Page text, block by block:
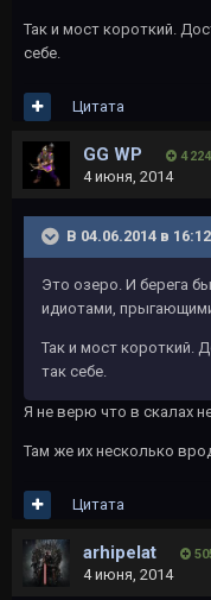
Так и мост короткий.
себе.
Цитата
GG WP 4 224
4 июня, 2014
В 04.06.2014 в
Это озеро. И берега
идиотами,
Так и мост короткий.
так себе.
Я не верю что в скалах
Там же их несколько
Цитата
arhipelat
4 июня, 2014